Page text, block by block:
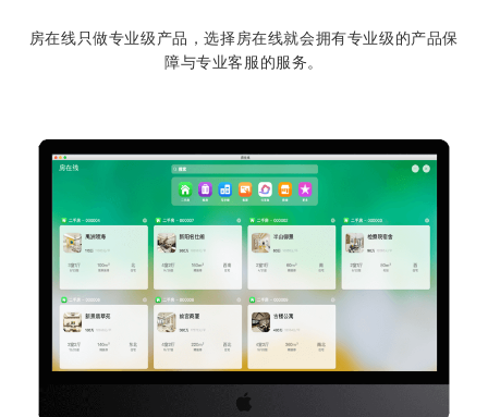
房在线只做专业级产品，选择房在线就会拥有专业级的产品保
障与专业客服的服务。